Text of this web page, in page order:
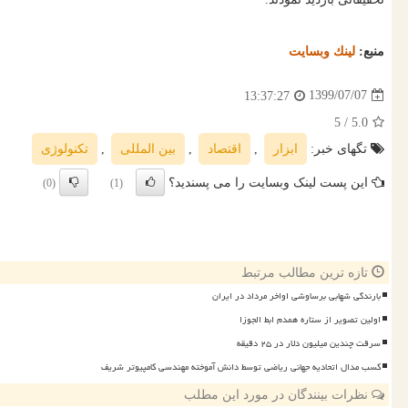
منبع: لینك وبسایت
1399/07/07
13:37:27
5.0
/ 5
تگهای خبر:
ابزار , اقتصاد , بین المللی , تكنولوژی
این پست لینک وبسایت را می پسندید؟ (1)
(0)
تازه ترین مطالب مرتبط
بارندگی شهابی برساوشی اواخر مرداد در ایران
اولین تصویر از ستاره همدم ابط الجوزا
سرقت چندین میلیون دلار در ۲۵ دقیقه
کسب مدال اتحادیه جهانی ریاضی توسط دانش آموخته مهندسی کامپیوتر شریف
نظرات بینندگان در مورد این مطلب